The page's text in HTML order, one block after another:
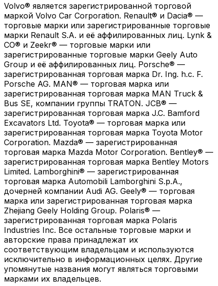
Volvo® является зарегистрированной торговой
маркой Volvo Car Corporation. Renault® и Dacia® —
торговые марки или зарегистрированные торговые
марки Renault S.A. и её аффилированных лиц. Lynk &
CO® и Zeekr® — торговые марки или
зарегистрированные торговые марки Geely Auto
Group и её аффилированных лиц. Porsche® —
зарегистрированная торговая марка Dr. Ing. h.c. F.
Porsche AG. MAN® — торговая марка или
зарегистрированная торговая марка MAN Truck &
Bus SE, компании группы TRATON. JCB® —
зарегистрированная торговая марка J.C. Bamford
Excavators Ltd. Toyota® — торговая марка или
зарегистрированная торговая марка Toyota Motor
Corporation. Mazda® — зарегистрированная
торговая марка Mazda Motor Corporation. Bentley® —
зарегистрированная торговая марка Bentley Motors
Limited. Lamborghini® — зарегистрированная
торговая марка Automobili Lamborghini S.p.A.,
дочерней компании Audi AG. Geely® — торговая
марка или зарегистрированная торговая марка
Zhejiang Geely Holding Group. Polaris® —
зарегистрированная торговая марка Polaris
Industries Inc. Все остальные торговые марки и
авторские права принадлежат их
соответствующим владельцам и используются
исключительно в информационных целях. Другие
упомянутые названия могут являться торговыми
марками их владельцев.